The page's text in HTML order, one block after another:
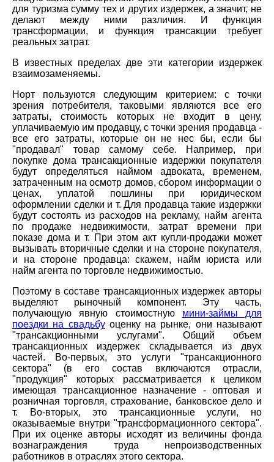
для туризма сумму тех и других издержек, а значит, не
делают между ними различия. И функция
трансформации, и функция трансакции требует
реальных затрат.
В известных пределах две эти категории издержек
взаимозаменяемы.
Норт пользуются следующим критерием: с точки
зрения потребителя, таковыми являются все его
затраты, стоимость которых не входит в цену,
уплачиваемую им продавцу, с точки зрения продавца -
все его затраты, которые он не нес бы, если бы
"продавал" товар самому себе. Например, при
покупке дома трансакционные издержки покупателя
будут определяться наймом адвоката, временем,
затраченным на осмотр домов, сбором информации о
ценах, уплатой пошлины при юридическом
оформлении сделки и т. Для продавца такие издержки
будут состоять из расходов на рекламу, найм агента
по продаже недвижимости, затрат времени при
показе дома и т. При этом акт купли-продажи может
вызывать вторичные сделки и на стороне покупателя,
и на стороне продавца: скажем, найм юриста или
найм агента по торговле недвижимостью.
Поэтому в составе трансакционных издержек авторы
выделяют рыночный компонент. Эту часть,
получающую явную стоимостную мини-займы для
поездки на свадьбуоценку на рынке, они называют
"трансакционными услугами". Общий объем
трансакционных издержек складывается из двух
частей. Во-первых, это услуги "трансакционного
сектора" (в его состав включаются отрасли,
"продукция" которых рассматривается к целиком
имеющая трансакционное назначение - оптовая и
розничная торговля, страхование, банковское дело и
т. Во-вторых, это трансакционные услуги, но
оказываемые внутри "трансформационного сектора".
При их оценке авторы исходят из величины фонда
вознаграждения труда непроизводственных
работников в отраслях этого сектора.